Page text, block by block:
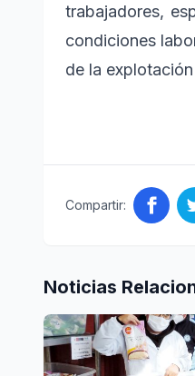
trabajadores,
condiciones
de la
Compartir:
Noticias